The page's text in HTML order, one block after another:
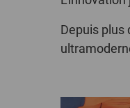
Depuis plus